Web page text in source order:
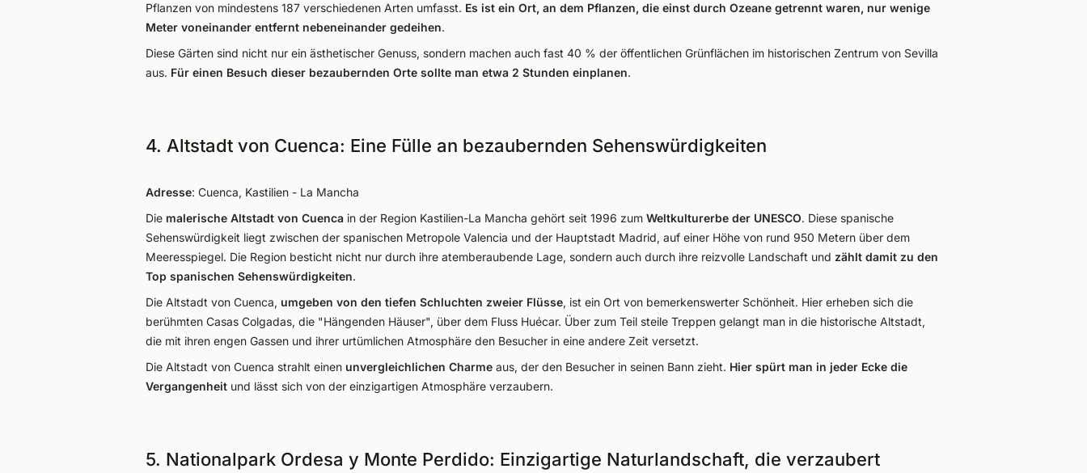
Pflanzen von mindestens 187 verschiedenen Arten umfasst. Es ist ein Ort, an dem Pflanzen, die einst durch Ozeane getrennt waren, nur wenige
Meter voneinander entfernt nebeneinander gedeihen.
Diese Gärten sind nicht nur ein ästhetischer Genuss, sondern machen auch fast 40 % der öffentlichen Grünflächen im historischen Zentrum von Sevilla
aus. Für einen Besuch dieser bezaubernden Orte sollte man etwa 2 Stunden einplanen.
4. Altstadt von Cuenca: Eine Fülle an bezaubernden Sehenswürdigkeiten
Adresse: Cuenca, Kastilien - La Mancha
Die malerische Altstadt von Cuenca in der Region Kastilien-La Mancha gehört seit 1996 zum Weltkulturerbe der UNESCO. Diese spanische
Sehenswürdigkeit liegt zwischen der spanischen Metropole Valencia und der Hauptstadt Madrid, auf einer Höhe von rund 950 Metern über dem
Meeresspiegel. Die Region besticht nicht nur durch ihre atemberaubende Lage, sondern auch durch ihre reizvolle Landschaft und zählt damit zu den
Top spanischen Sehenswürdigkeiten.
Die Altstadt von Cuenca, umgeben von den tiefen Schluchten zweier Flüsse, ist ein Ort von bemerkenswerter Schönheit. Hier erheben sich die
berühmten Casas Colgadas, die "Hängenden Häuser", über dem Fluss Huécar. Über zum Teil steile Treppen gelangt man in die historische Altstadt,
die mit ihren engen Gassen und ihrer urtümlichen Atmosphäre den Besucher in eine andere Zeit versetzt.
Die Altstadt von Cuenca strahlt einen unvergleichlichen Charme aus, der den Besucher in seinen Bann zieht. Hier spürt man in jeder Ecke die
Vergangenheit und lässt sich von der einzigartigen Atmosphäre verzaubern.
5. Nationalpark Ordesa y Monte Perdido: Einzigartige Naturlandschaft, die verzaubert